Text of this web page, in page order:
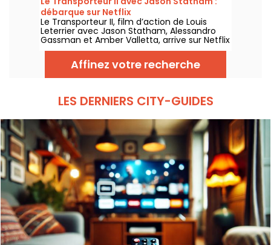
thème “L’appel de la forêt”. Découvrez la
programmation complète et gratuite !
débarque sur Netflix
Le Transporteur II, film d’action de Louis
Leterrier avec Jason Statham, Alessandro
Gassman et Amber Valletta, arrive sur Netflix
le 29 juillet 2026.
Affinez votre recherche
LES DERNIERS CITY-GUIDES